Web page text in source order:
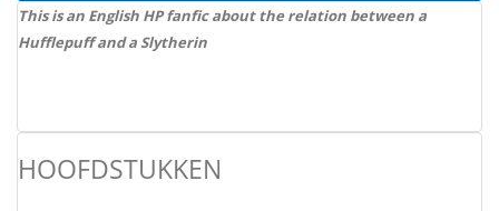
This is an English HP fanfic about the relation between a
Hufflepuff and a Slytherin
HOOFDSTUKKEN